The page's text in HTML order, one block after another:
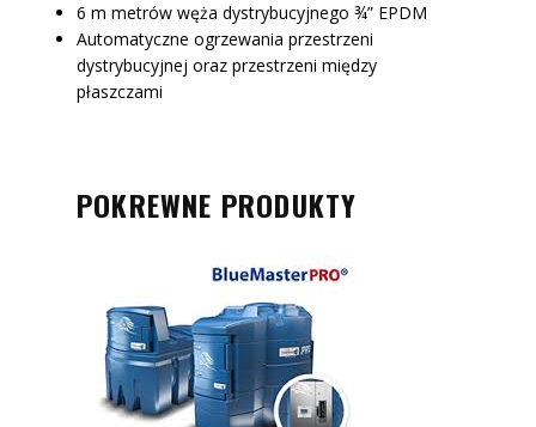
6 m metrów węża dystrybucyjnego ¾” EPDM
Automatyczne ogrzewania przestrzeni
dystrybucyjnej oraz przestrzeni między
płaszczami
POKREWNE PRODUKTY